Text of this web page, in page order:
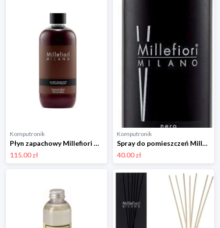
Komputronik
Płyn zapachowy Millefiori Milano Sandalo Bergamotto 500 ml
115.00 zł
Komputronik
Spray do pomieszczeń Millefiori Milano Nero 150 ml
40.00 zł